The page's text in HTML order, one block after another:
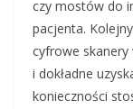
czy mostów do
pacjenta.
cyfrowe
i dokładne
konieczności